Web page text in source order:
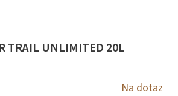
TRAIL UNLIMITED 20L
Na dotaz